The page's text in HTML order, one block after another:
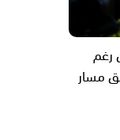
رغم
مسار